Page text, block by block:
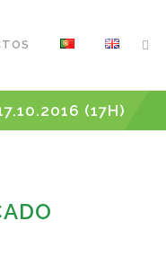
(17H)